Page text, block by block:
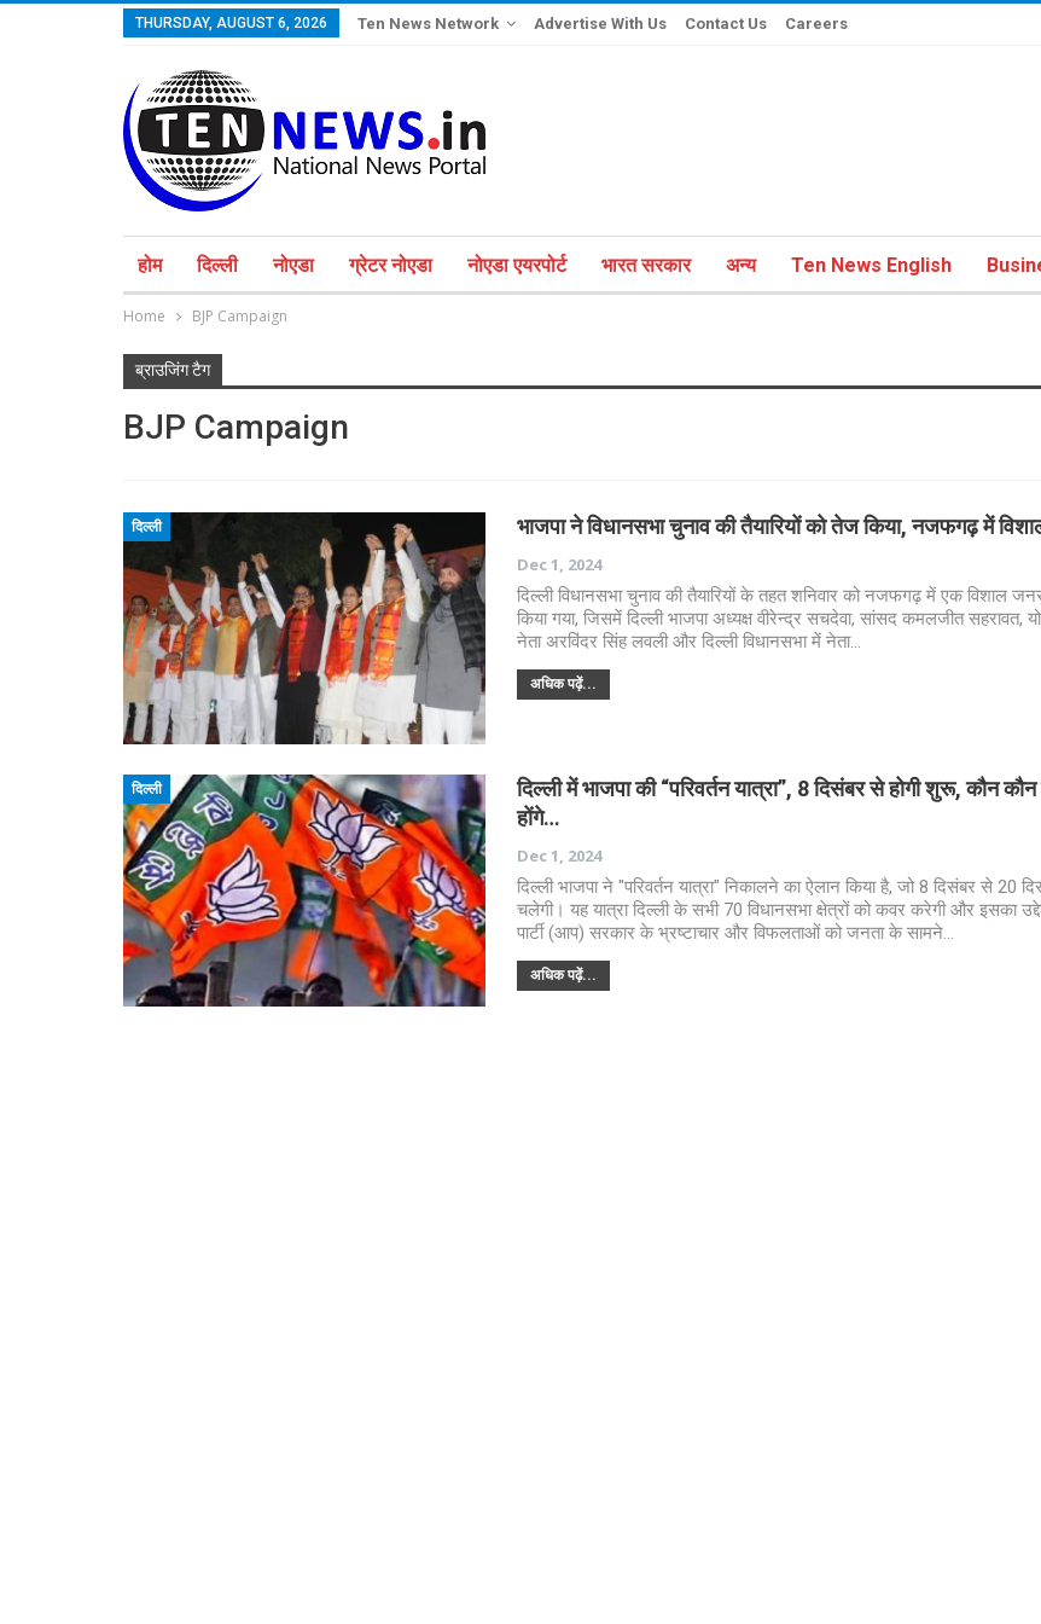
THURSDAY, AUGUST 6, 2026 Ten News Network Advertise With Us Contact Us Careers
होम दिल्ली नोएडा ग्रेटर नोएडा नोएडा एयरपोर्ट भारत सरकार अन्य Ten News English
Home BJP Campaign
ब्राउजिंग टैग
BJP Campaign
दिल्ली भाजपा ने विधानसभा चुनाव की तैयारियों को तेज किया, नजफगढ़ में
Dec 1, 2024
दिल्ली विधानसभा चुनाव की तैयारियों के तहत शनिवार को नजफगढ़ में एक विशाल
किया गया, जिसमें दिल्ली भाजपा अध्यक्ष वीरेन्द्र सचदेवा, सांसद कमलजीत सहरावत,
नेता अरविंदर सिंह लवली और दिल्ली विधानसभा में नेता…
अधिक पढ़ें...
दिल्ली
दिल्ली में भाजपा की “परिवर्तन यात्रा”, 8 दिसंबर से होगी शुरू, कौन
होंगे…
Dec 1, 2024
दिल्ली भाजपा ने "परिवर्तन यात्रा" निकालने का ऐलान किया है, जो 8 दिसंबर से 20
चलेगी। यह यात्रा दिल्ली के सभी 70 विधानसभा क्षेत्रों को कवर करेगी और इसका
पार्टी (आप) सरकार के भ्रष्टाचार और विफलताओं को जनता के सामने…
अधिक पढ़ें...